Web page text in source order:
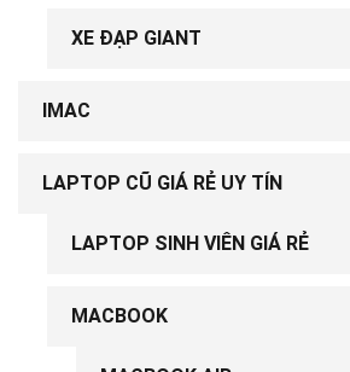
XE ĐẠP GIANT
IMAC
LAPTOP CŨ GIÁ RẺ UY TÍN
LAPTOP SINH VIÊN GIÁ RẺ
MACBOOK